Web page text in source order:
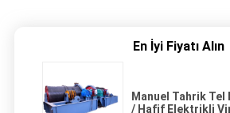
En İyi Fiyatı Alın
Manuel Tahrik
/ Hafif Elektrikli